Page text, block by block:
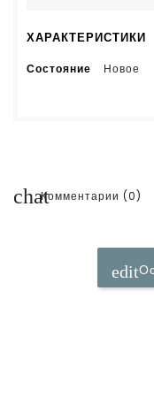
ХАРАКТЕРИСТИКИ
Состояние Новое
chatКомментарии (0)
edit